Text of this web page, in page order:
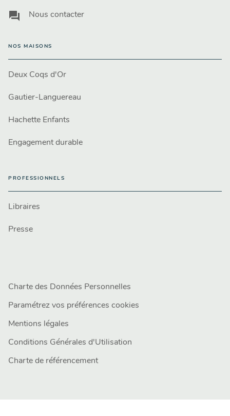
question_answer Nous contacter
NOS MAISONS
Deux Coqs d'Or
Gautier-Languereau
Hachette Enfants
Engagement durable
PROFESSIONNELS
Libraires
Presse
Charte des Données Personnelles
Paramétrez vos préférences cookies
Mentions légales
Conditions Générales d'Utilisation
Charte de référencement